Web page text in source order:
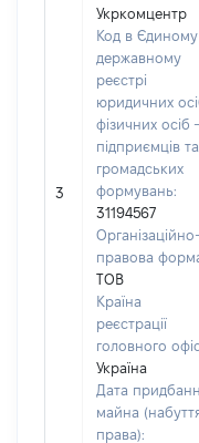
3
Укркомцентр
Код в Єдиному
державному
реєстрі
юридичних
фізичних осіб
підприємців та
громадських
формувань:
31194567
Організаційно-
правова
ТОВ
Країна
реєстрації
головного
Україна
Дата
майна
права):